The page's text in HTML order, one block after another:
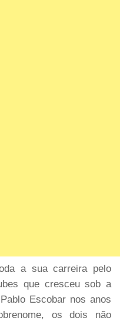
a sua carreira pelo
que cresceu sob a
Escobar nos anos
os dois não